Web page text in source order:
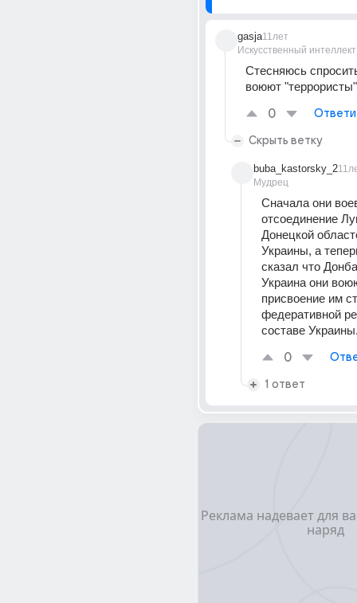
gasja
Искусственный интеллект
11лет
Стесняюсь
воюют
0
Скрыть ветку
buba_kastorsky_2
Мудрец
Сначала они
отсоединение
Донецкой
Украины, а
сказал что
Украина они
присвоение им
федеративной
составе
0
1 ответ